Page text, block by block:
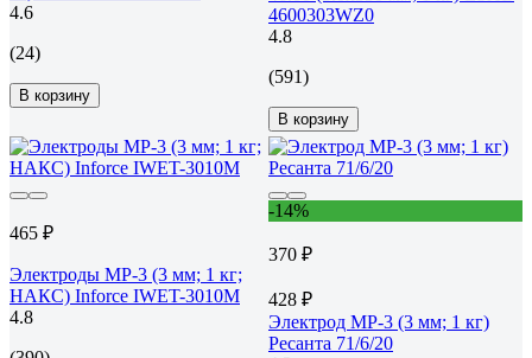
4.6
(24)
В корзину
4600303WZ0
4.8
(591)
В корзину
465 ₽
Электроды МР-3 (3 мм; 1 кг;
НАКС) Inforce IWET-3010M
4.8
-14%
370 ₽
428 ₽
Электрод МР-3 (3 мм; 1 кг)
Ресанта 71/6/20